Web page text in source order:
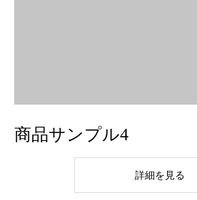
商品サンプル4
詳細を見る